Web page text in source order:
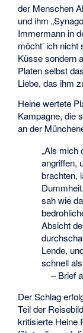
der Menschen
und ihm
Immermann in
möcht’ ich
Küsse sondern
Platen selbst
Liebe, das ihm
Heine wertete
Kampagne, die
an der
„Als mich
angriffen,
brachten,
sah wie
Absicht
Lende,
schnell
–Brief
Der Schlag
Teil der
kritisierte Heine